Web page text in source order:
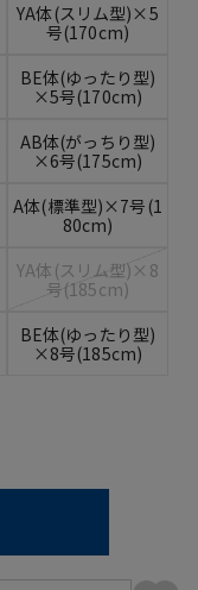
YA体(スリム型)×5
号(170cm)
BE体(ゆったり型)
×5号(170cm)
AB体(がっちり型)
×6号(175cm)
A体(標準型)×7号(1
80cm)
YA体(スリム型)×8
号(185cm)
BE体(ゆったり型)
×8号(185cm)